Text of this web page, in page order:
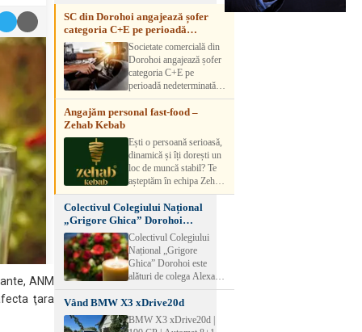
ANM
ţara
SC din Dorohoi angajează șofer
categoria C+E pe perioadă
nedeterminatăSocietate comercială din
Dorohoi angajează șofer
categoria C+E pe
perioadă nedeterminată.
Candidatul trebuie să
aibă experiență și atestat
detalii, vă rog să sunați la
numărul de telefon.
Angajăm personal fast-food –
Zehab Kebab
Ești o persoană serioasă,
dinamică și îți dorești un
loc de muncă stabil? Te
așteptăm în echipa Zehab
Kebab! Posturi
disponibile: -
SHAORMAR AJUTOR
BUCATAR 2/posturi -
LUCRATOR
COMERCIAL
VANZATOR /2 posturi
muncă Program flexibil
Salariu motivant, în
funcție de experienț
Colectivul Colegiului Național
„Grigore Ghica” Dorohoi
transmite sincere condoleanțe
Colectivul Colegiului
Național „Grigore
Ghica” Dorohoi este
alături de colega Alexa
Lăcrămioara la trecerea în
neființă a soțului și
transmite sincere
condoleanțe familiei.
Vând BMW X3 xDrive20d
BMW X3 xDrive20d |